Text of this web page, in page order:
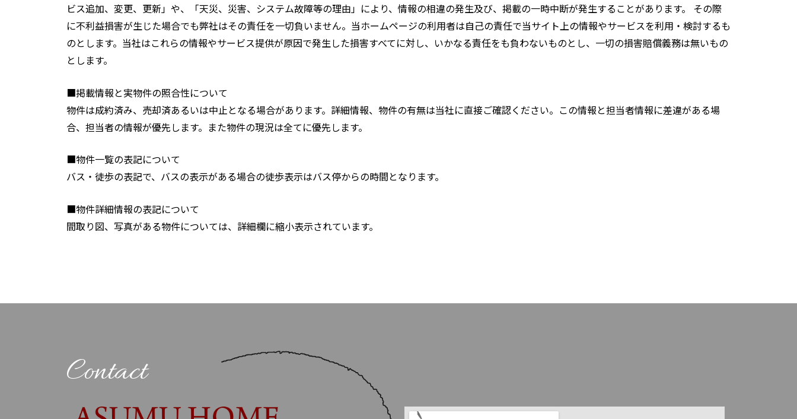
ビス追加、変更、更新」や、「天災、災害、システム故障等の理由」により、情報の相違の発生及び、掲載の一時中断が発生することがあります。 その際
に不利益損害が生じた場合でも弊社はその責任を一切負いません。当ホームページの利用者は自己の責任で当サイト上の情報やサービスを利用・検討するも
のとします。当社はこれらの情報やサービス提供が原因で発生した損害すべてに対し、いかなる責任をも負わないものとし、一切の損害賠償義務は無いもの
とします。
■掲載情報と実物件の照合性について
物件は成約済み、売却済あるいは中止となる場合があります。詳細情報、物件の有無は当社に直接ご確認ください。この情報と担当者情報に差違がある場
合、担当者の情報が優先します。また物件の現況は全てに優先します。
■物件一覧の表記について
バス・徒歩の表記で、バスの表示がある場合の徒歩表示はバス停からの時間となります。
■物件詳細情報の表記について
間取り図、写真がある物件については、詳細欄に縮小表示されています。
Contact